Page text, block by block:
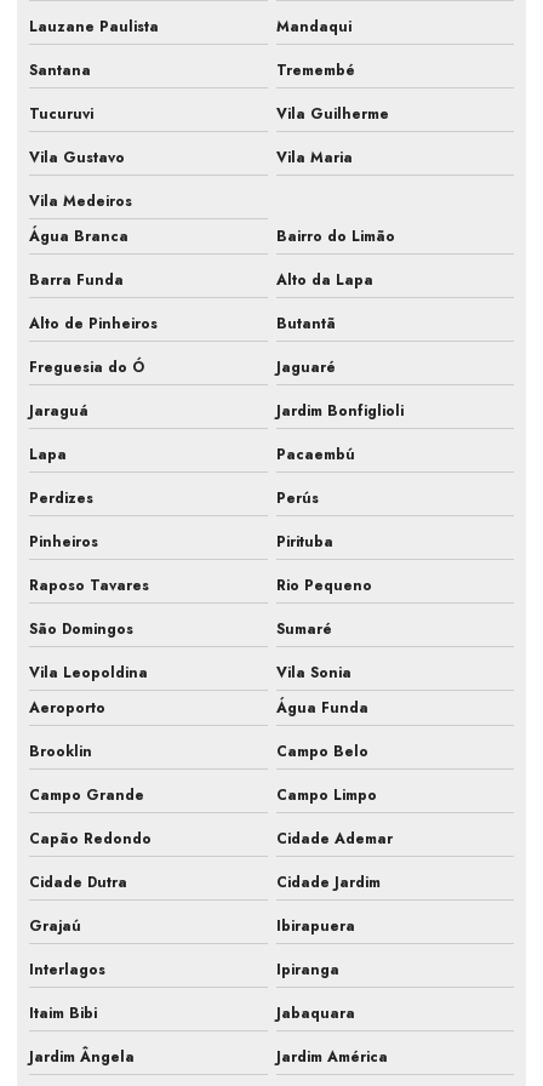
Empresa de manutenção de ar condicionado sp
Empresa de manutenção de ar condicionado split
Empresa de manutenção preventiva ar condicionado
Empresa prestação de serviços ar condicionado
Empresa que faz pmoc para ar condicionado
Fiscalização de ar condicionado em construtora
Fiscalização de ar condicionado em obra
Fiscalização de instalação hvac
Fiscalização de obra hvac
Fiscalização de obras de sistemas de ar
Fiscalização sistemas hvac
Gestão de obra hvac
Hvac para farmacêutica
Inspeção de ar condicionado em campinas
Inspeção de ar condicionado em sp
Inspeção pmoc de ar condicionado
Laudo pmoc
Laudo pmoc ar condicionado
Lauzane Paulista
Mandaqui
Santana
Tremembé
Tucuruvi
Vila Guilherme
Vila Gustavo
Vila Maria
Vila Medeiros
Água Branca
Bairro do Limão
Barra Funda
Alto da Lapa
Alto de Pinheiros
Butantã
Freguesia do Ó
Jaguaré
Jaraguá
Jardim Bonfiglioli
Lapa
Pacaembú
Perdizes
Perús
Pinheiros
Pirituba
Raposo Tavares
Rio Pequeno
São Domingos
Sumaré
Vila Leopoldina
Vila Sonia
Aeroporto
Água Funda
Brooklin
Campo Belo
Campo Grande
Campo Limpo
Capão Redondo
Cidade Ademar
Cidade Dutra
Cidade Jardim
Grajaú
Ibirapuera
Interlagos
Ipiranga
Itaim Bibi
Jabaquara
Jardim Ângela
Jardim América